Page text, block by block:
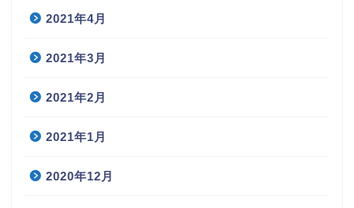
2021年4月
2021年3月
2021年2月
2021年1月
2020年12月